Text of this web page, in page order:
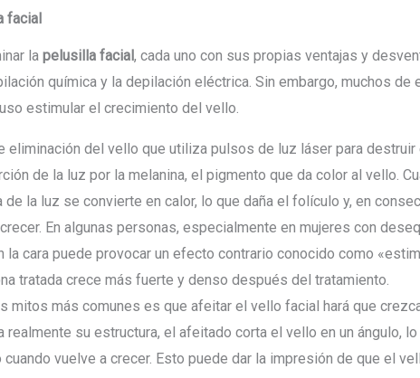
facial
la pelusilla facial, cada uno con sus propias ventajas y
química y la depilación eléctrica. Sin embargo, muchos de
estimular el crecimiento del vello.
eliminación del vello que utiliza pulsos de luz láser para
de la luz por la melanina, el pigmento que da color al vello.
la luz se convierte en calor, lo que daña el folículo y, en
En algunas personas, especialmente en mujeres con
la cara puede provocar un efecto contrario conocido como
tratada crece más fuerte y denso después del tratamiento.
mitos más comunes es que afeitar el vello facial hará que
realmente su estructura, el afeitado corta el vello en un ángulo,
vuelve a crecer. Esto puede dar la impresión de que el